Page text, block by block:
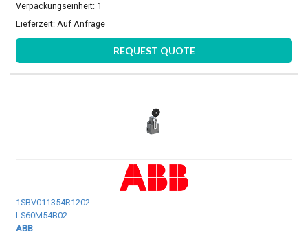
Verpackungseinheit: 1
Lieferzeit: Auf Anfrage
REQUEST QUOTE
1SBV011354R1202
LS60M54B02
ABB